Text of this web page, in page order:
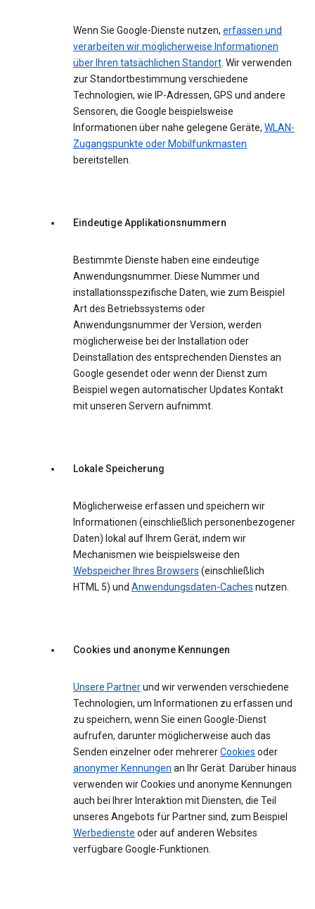
Wenn Sie Google-Dienste nutzen, erfassen und
verarbeiten wir möglicherweise Informationen
über Ihren tatsächlichen Standort. Wir verwenden
zur Standortbestimmung verschiedene
Technologien, wie IP-Adressen, GPS und andere
Sensoren, die Google beispielsweise
Informationen über nahe gelegene Geräte, WLAN-
Zugangspunkte oder Mobilfunkmasten
bereitstellen.
Eindeutige Applikationsnummern
Bestimmte Dienste haben eine eindeutige
Anwendungsnummer. Diese Nummer und
installationsspezifische Daten, wie zum Beispiel
Art des Betriebssystems oder
Anwendungsnummer der Version, werden
möglicherweise bei der Installation oder
Deinstallation des entsprechenden Dienstes an
Google gesendet oder wenn der Dienst zum
Beispiel wegen automatischer Updates Kontakt
mit unseren Servern aufnimmt.
Lokale Speicherung
Möglicherweise erfassen und speichern wir
Informationen (einschließlich personenbezogener
Daten) lokal auf Ihrem Gerät, indem wir
Mechanismen wie beispielsweise den
Webspeicher Ihres Browsers (einschließlich
HTML 5) und Anwendungsdaten-Caches nutzen.
Cookies und anonyme Kennungen
Unsere Partnerund wir verwenden verschiedene
Technologien, um Informationen zu erfassen und
zu speichern, wenn Sie einen Google-Dienst
aufrufen, darunter möglicherweise auch das
Senden einzelner oder mehrererCookies oder
anonymer Kennungen an Ihr Gerät. Darüber hinaus
verwenden wir Cookies und anonyme Kennungen
auch bei Ihrer Interaktion mit Diensten, die Teil
unseres Angebots für Partner sind, zum Beispiel
Werbedienste oder auf anderen Websites
verfügbare Google-Funktionen.